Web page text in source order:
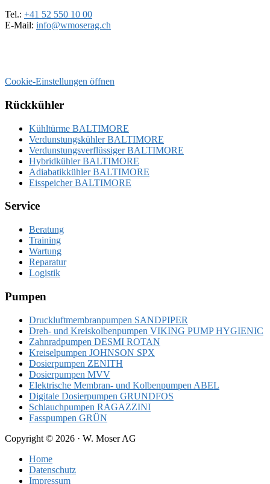
Tel.: +41 52 550 10 00
E-Mail: info@wmoserag.ch
Cookie-Einstellungen öffnen
Rückkühler
Kühltürme BALTIMORE
Verdunstungskühler BALTIMORE
Verdunstungsverflüssiger BALTIMORE
Hybridkühler BALTIMORE
Adiabatikkühler BALTIMORE
Eisspeicher BALTIMORE
Service
Beratung
Training
Wartung
Reparatur
Logistik
Pumpen
Druckluftmembranpumpen SANDPIPER
Dreh- und Kreiskolbenpumpen VIKING PUMP HYGIENIC
Zahnradpumpen DESMI ROTAN
Kreiselpumpen JOHNSON SPX
Dosierpumpen ZENITH
Dosierpumpen MVV
Elektrische Membran- und Kolbenpumpen ABEL
Digitale Dosierpumpen GRUNDFOS
Schlauchpumpen RAGAZZINI
Fasspumpen GRÜN
Copyright © 2026 · W. Moser AG
Home
Datenschutz
Impressum